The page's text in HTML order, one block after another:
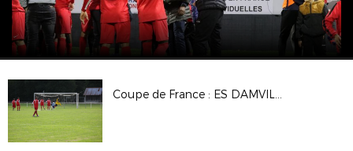
Coupe de France : ES DAMVILLE 2-2 (Tab 3-5) CS BEAUMONT